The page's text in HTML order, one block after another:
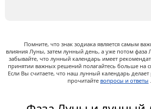
Помните, что знак зодиака является самым
влияния Луны, затем лунный день, а уже потом
забывайте, что лунный календарь имеет
принятии важных решений полагайтесь больше на
Если Вы считаете, что наш лунный календарь
прочитайте вопросы и ответы .